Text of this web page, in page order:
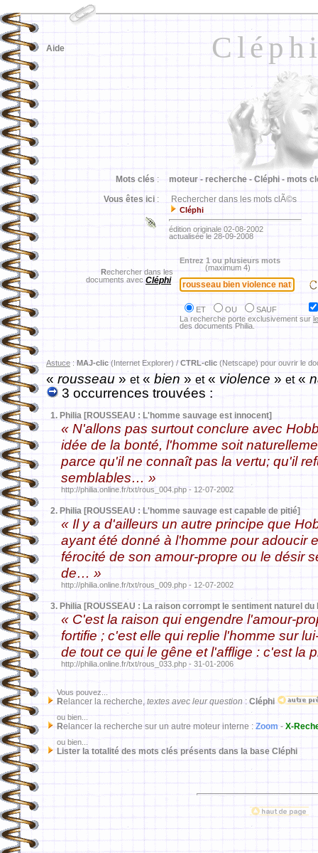
Aide
Mots clés : moteur - recherche - Cléphi - mots
Vous êtes ici : Rechercher dans les mots clÃ©s
Cléphi
édition originale 02-08-2002
actualisée le 28-09-2008
Rechercher dans les
documents avec Cléphi
Entrez 1 ou plusieurs mots
(maximum 4)
ET OU
SAUF
La recherche porte exclusivement sur
des documents Philia.
Astuce : MAJ-clic (Internet Explorer) / CTRL-clic (Netscape) pour ouvrir le
«rousseau» et« bien » et« violence » et«
3 occurrences trouvées :
1. Philia [ROUSSEAU : L'homme sauvage est innocent]
« N'allons pas surtout conclure avec
idée de la bonté, l'homme soit
parce qu'il ne connaît pas la vertu; qu'il
semblables… »
http://philia.online.fr/txt/rous_004.php - 12-07-2002
2. Philia [ROUSSEAU : L'homme sauvage est capable de pitié]
« Il y a d'ailleurs un autre principe que
ayant été donné à l'homme pour adoucir
férocité de son amour-propre ou le désir
de… »
http://philia.online.fr/txt/rous_009.php - 12-07-2002
3. Philia [ROUSSEAU : La raison corrompt le sentiment naturel du
« C'est la raison qui engendre l'amour-
fortifie ; c'est elle qui replie l'homme sur
de tout ce qui le gêne et l'afflige : c'est la
http://philia.online.fr/txt/rous_033.php - 31-01-2006
Vous pouvez...
Relancer la recherche, textes avec leur question : Cléphi
ou bien...
Relancer la recherche sur un autre moteur interne : Zoom - X-
ou bien...
Lister la totalité des mots clés présents dans la base Cléphi